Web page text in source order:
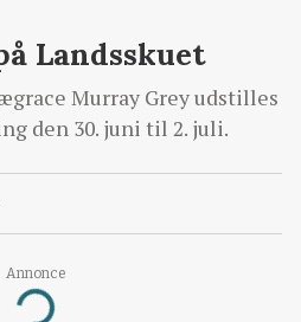
Annonce
Landsskuet
Murray Grey udstilles
den 30. juni til 2. juli.